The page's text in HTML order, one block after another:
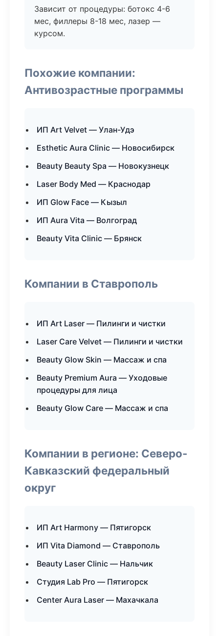
Зависит от процедуры: ботокс 4-6
мес, филлеры 8-18 мес, лазер —
курсом.
Похожие компании:
Антивозрастные программы
ИП Art Velvet — Улан-Удэ
Esthetic Aura Clinic — Новосибирск
Beauty Beauty Spa — Новокузнецк
Laser Body Med — Краснодар
ИП Glow Face — Кызыл
ИП Aura Vita — Волгоград
Beauty Vita Clinic — Брянск
Компании в Ставрополь
ИП Art Laser — Пилинги и чистки
Laser Care Velvet — Пилинги и чистки
Beauty Glow Skin — Массаж и спа
Beauty Premium Aura — Уходовые
процедуры для лица
Beauty Glow Care — Массаж и спа
Компании в регионе: Северо-
Кавказский федеральный
округ
ИП Art Harmony — Пятигорск
ИП Vita Diamond — Ставрополь
Beauty Laser Clinic — Нальчик
Студия Lab Pro — Пятигорск
Center Aura Laser — Махачкала